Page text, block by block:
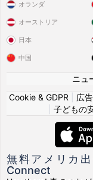
オランダ
オーストリア
日本
中国
ニュ
Cookie & GDPR
広告
子どもの
無料アメリカ
Connect